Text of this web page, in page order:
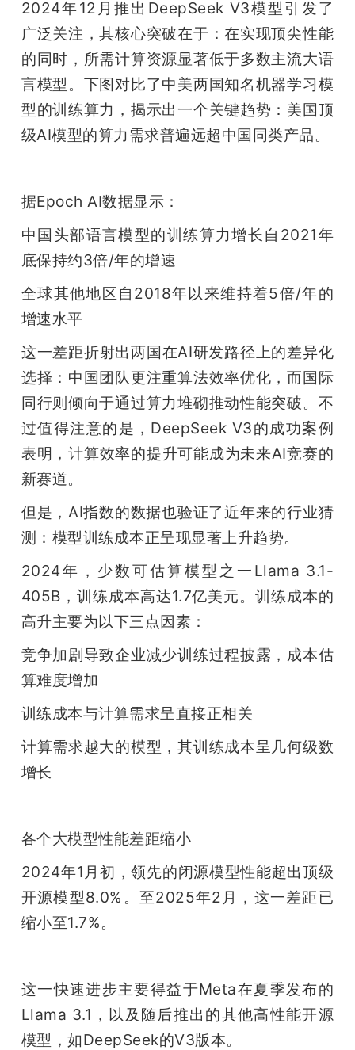
2024年12月推出DeepSeek V3模型引发了
广泛关注，其核心突破在于：在实现顶尖性能
的同时，所需计算资源显著低于多数主流大语
言模型。下图对比了中美两国知名机器学习模
型的训练算力，揭示出一个关键趋势：美国顶
级AI模型的算力需求普遍远超中国同类产品。
据Epoch AI数据显示：
中国头部语言模型的训练算力增长自2021年
底保持约3倍/年的增速
全球其他地区自2018年以来维持着5倍/年的
增速水平
这一差距折射出两国在AI研发路径上的差异化
选择：中国团队更注重算法效率优化，而国际
同行则倾向于通过算力堆砌推动性能突破。不
过值得注意的是，DeepSeek V3的成功案例
表明，计算效率的提升可能成为未来AI竞赛的
新赛道。
但是，AI指数的数据也验证了近年来的行业猜
测：模型训练成本正呈现显著上升趋势。
2024年，少数可估算模型之一Llama 3.1-
405B，训练成本高达1.7亿美元。训练成本的
高升主要为以下三点因素：
竞争加剧导致企业减少训练过程披露，成本估
算难度增加
训练成本与计算需求呈直接正相关
计算需求越大的模型，其训练成本呈几何级数
增长
各个大模型性能差距缩小
2024年1月初，领先的闭源模型性能超出顶级
开源模型8.0%。至2025年2月，这一差距已
缩小至1.7%。
这一快速进步主要得益于Meta在夏季发布的
Llama 3.1，以及随后推出的其他高性能开源
模型，如DeepSeek的V3版本。